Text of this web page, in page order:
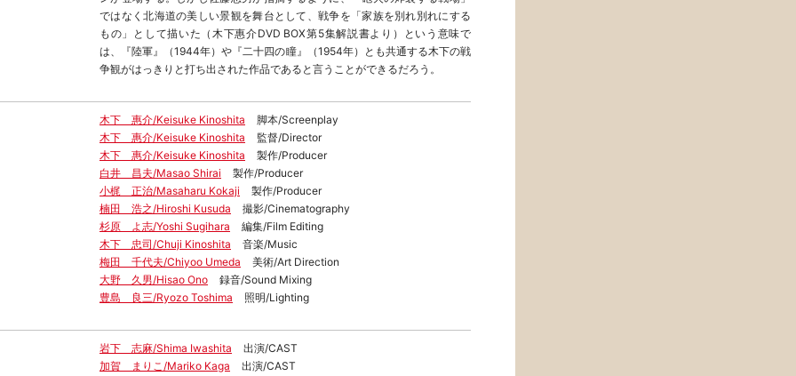
ではなく北海道の美しい景観を舞台として、戦争を「家族を別れ別れにする
もの」として描いた（木下惠介DVD BOX第5集解説書より）という意味で
は、『陸軍』（1944年）や『二十四の瞳』（1954年）とも共通する木下の戦
争観がはっきりと打ち出された作品であると言うことができるだろう。
木下 惠介/Keisuke Kinoshita
脚本/Screenplay
木下 惠介/Keisuke Kinoshita
監督/Director
木下 惠介/Keisuke Kinoshita
製作/Producer
白井 昌夫/Masao Shirai
製作/Producer
小梶 正治/Masaharu Kokaji
製作/Producer
楠田 浩之/Hiroshi Kusuda
撮影/Cinematography
杉原 よ志/Yoshi Sugihara
編集/Film Editing
木下 忠司/Chuji Kinoshita
音楽/Music
梅田 千代夫/Chiyoo Umeda
美術/Art Direction
大野 久男/Hisao Ono
録音/Sound Mixing
豊島 良三/Ryozo Toshima
照明/Lighting
岩下 志麻/Shima Iwashita
出演/CAST
加賀 まりこ/Mariko Kaga
出演/CAST